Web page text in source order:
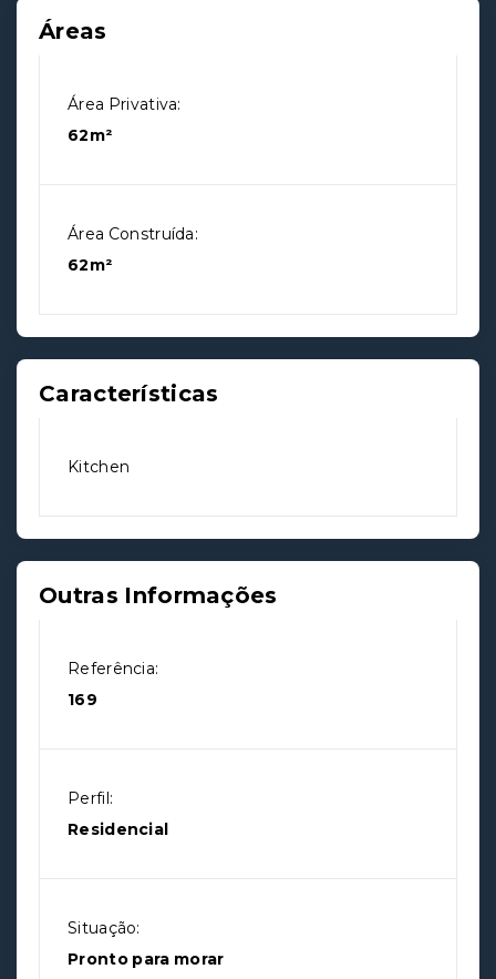
Áreas
Área Privativa:
62m²
Área Construída:
62m²
Características
Kitchen
Outras Informações
Referência:
169
Perfil:
Residencial
Situação:
Pronto para morar